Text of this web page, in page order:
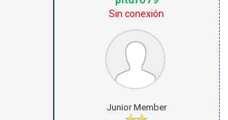
Sin conexión
Junior Member